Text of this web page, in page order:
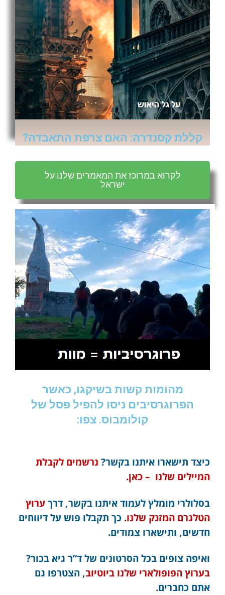
קללת קסנדרה: האם צרפת התאבדה?
לקרוא במרוכז את המאמרים שלנו על
ישראל
מהומות קשות בשיקגו, כאשר
הפרוגרסיבים ניסו להפיל פסל של
קולומבוס. צפו:
כיצד תישארו איתנו בקשר? נרשמים לקבלת
המיילים שלנו – כאן.
בסלולרי מומלץ לעמוד איתנו בקשר, דרך ערוץ
הטלגרם המזנק שלנו. כך תקבלו פוש על דיווחים
חדשים, ותישארו צמודים.
ואיפה צופים בכל הסרטונים של ד”ר גיא בכור?
בערוץ הפופולארי שלנו ביוטיוב, הצטרפו גם
אתם כחברים.